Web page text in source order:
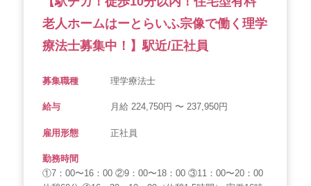
老人ホームはーとらいふ宗像で働く理学
療法士募集中！】駅近/正社員
募集職種 理学療法士
給与 月給 224,750円 〜 237,950円
雇用形態 正社員
勤務時間
①7：00〜16：00 ②9：00〜18：00 ③11：00〜20：00